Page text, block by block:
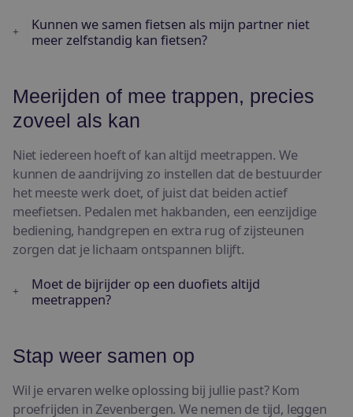
Kunnen we samen fietsen als mijn partner niet
meer zelfstandig kan fietsen?
Meerijden of mee trappen, precies
zoveel als kan
Niet iedereen hoeft of kan altijd meetrappen. We
kunnen de aandrijving zo instellen dat de bestuurder
het meeste werk doet, of juist dat beiden actief
meefietsen. Pedalen met hakbanden, een eenzijdige
bediening, handgrepen en extra rug of zijsteunen
zorgen dat je lichaam ontspannen blijft.
Moet de bijrijder op een duofiets altijd
meetrappen?
Stap weer samen op
Wil je ervaren welke oplossing bij jullie past? Kom
proefrijden in Zevenbergen. We nemen de tijd, leggen